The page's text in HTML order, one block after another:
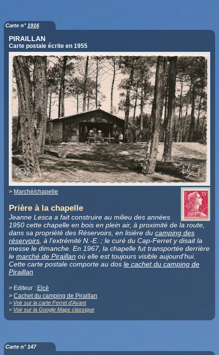
Carte n°1916
PIRAILLAN
Carte postale écrite en 1955
> Marché/chapelle
Prière à la chapelle
Jeanne Lesca a fait construire au milieu des années
1950 cette chapelle en bois en plein air, à proximité de la route,
dans sa propriété des Réservoirs, en lisière du camping des
réservoirs , à l'extrémité N.-E. ; le curé du Cap-Ferret y disait la
messe le dimanche. En 1967, la chapelle fut transportée derrière
le marché de Piraillan où elle est toujours visible aujourd'hui.
Cette carte postale comporte au dos le cachet du camping de
Piraillan
> Editeur : Elcé
> Cachet du camping de Piraillan
> Voir sur la carte Ferret d'Avant
> Voir sur la Google Maps classique
Carte n° 147